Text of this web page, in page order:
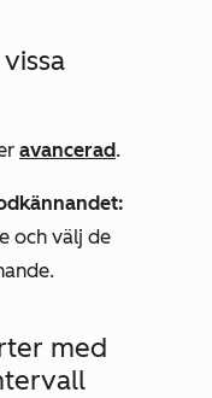
avancerad.
och välj de
med